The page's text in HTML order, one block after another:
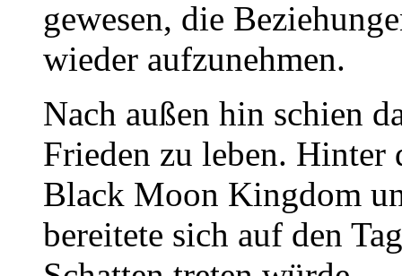
gewesen, die
wieder aufzunehmen.
Nach außen hin schien
Frieden zu leben. Hinter
Black Moon Kingdom
bereitete sich auf den